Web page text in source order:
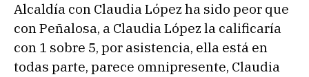
Alcaldía con Claudia López ha sido peor que
con Peñalosa, a Claudia López la calificaría
con 1 sobre 5, por asistencia, ella está en
todas parte, parece omnipresente, Claudia